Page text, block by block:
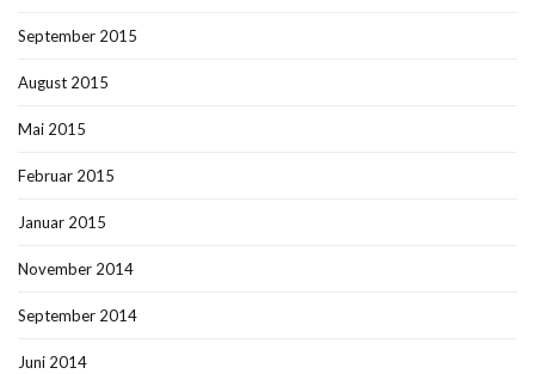
September 2015
August 2015
Mai 2015
Februar 2015
Januar 2015
November 2014
September 2014
Juni 2014